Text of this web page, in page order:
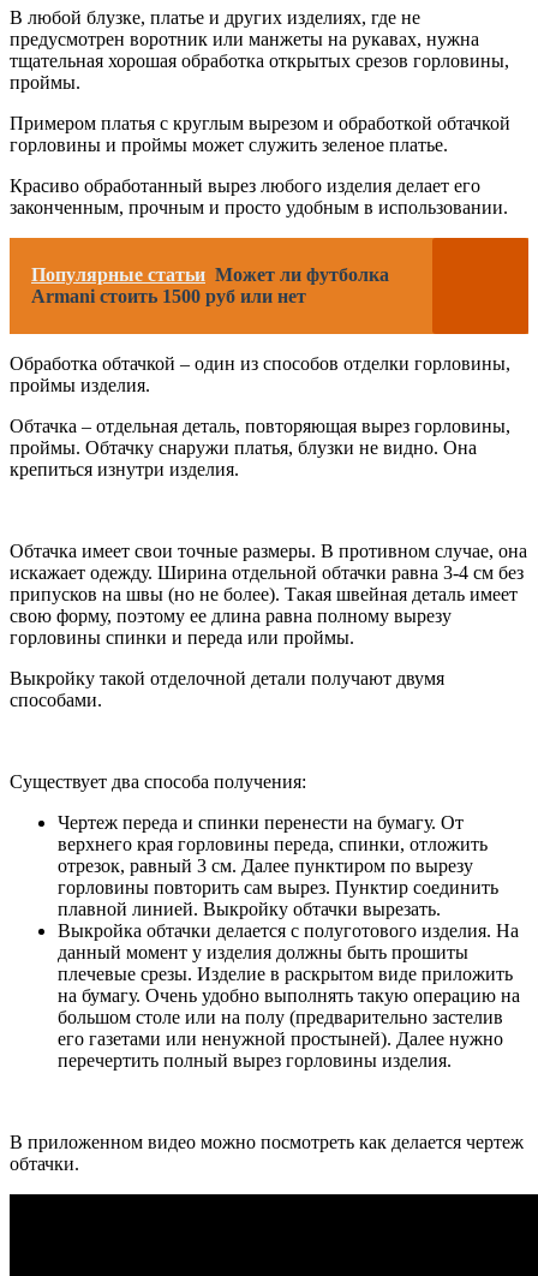
В любой блузке, платье и других изделиях, где не
предусмотрен воротник или манжеты на рукавах, нужна
тщательная хорошая обработка открытых срезов горловины,
проймы.
Примером платья с круглым вырезом и обработкой обтачкой
горловины и проймы может служить зеленое платье.
Красиво обработанный вырез любого изделия делает его
законченным, прочным и просто удобным в использовании.
Популярные статьи Может ли футболка
Armani стоить 1500 руб или нет
Обработка обтачкой – один из способов отделки горловины,
проймы изделия.
Обтачка – отдельная деталь, повторяющая вырез горловины,
проймы. Обтачку снаружи платья, блузки не видно. Она
крепиться изнутри изделия.
Обтачка имеет свои точные размеры. В противном случае, она
искажает одежду. Ширина отдельной обтачки равна 3-4 см без
припусков на швы (но не более). Такая швейная деталь имеет
свою форму, поэтому ее длина равна полному вырезу
горловины спинки и переда или проймы.
Выкройку такой отделочной детали получают двумя
способами.
Существует два способа получения:
Чертеж переда и спинки перенести на бумагу. От
верхнего края горловины переда, спинки, отложить
отрезок, равный 3 см. Далее пунктиром по вырезу
горловины повторить сам вырез. Пунктир соединить
плавной линией. Выкройку обтачки вырезать.
Выкройка обтачки делается с полуготового изделия. На
данный момент у изделия должны быть прошиты
плечевые срезы. Изделие в раскрытом виде приложить
на бумагу. Очень удобно выполнять такую операцию на
большом столе или на полу (предварительно застелив
его газетами или ненужной простыней). Далее нужно
перечертить полный вырез горловины изделия.
В приложенном видео можно посмотреть как делается чертеж
обтачки.